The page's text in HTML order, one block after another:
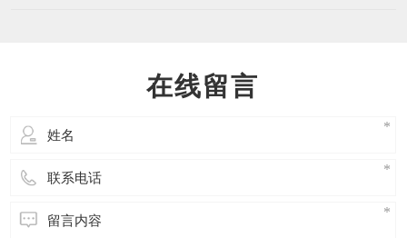
私。 家居用品 弹簧恒力弹簧窗帘：通过恒力
在线留言